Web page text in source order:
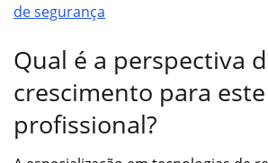
de segurança
Qual é a perspectiva
crescimento para este
profissional?